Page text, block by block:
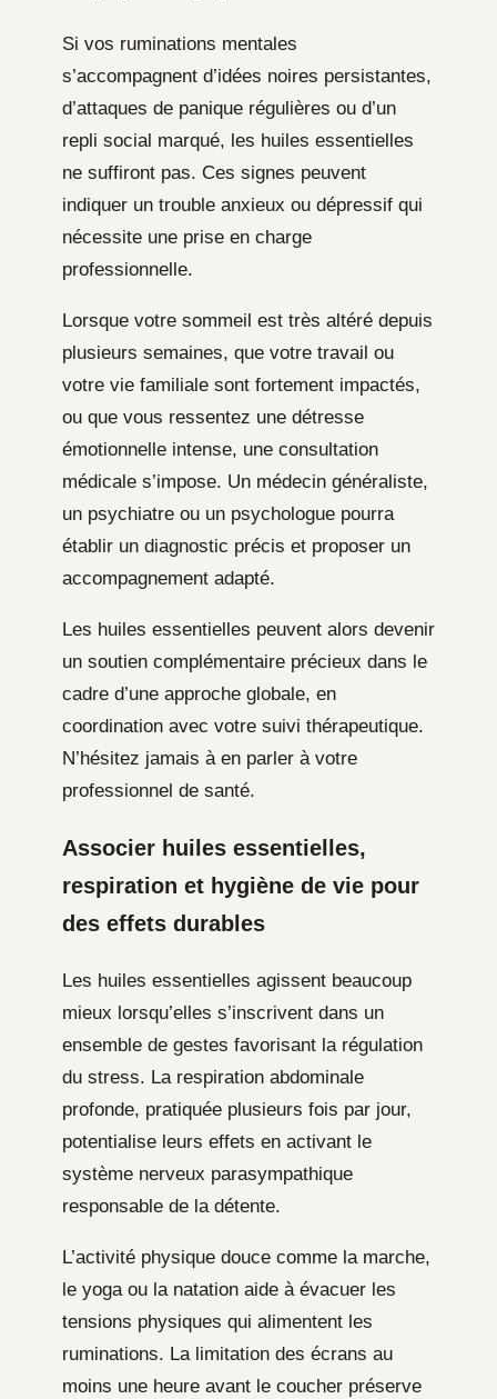
Si vos ruminations mentales
s’accompagnent d’idées noires persistantes,
d’attaques de panique régulières ou d’un
repli social marqué, les huiles essentielles
ne suffiront pas. Ces signes peuvent
indiquer un trouble anxieux ou dépressif qui
nécessite une prise en charge
professionnelle.
Lorsque votre sommeil est très altéré depuis
plusieurs semaines, que votre travail ou
votre vie familiale sont fortement impactés,
ou que vous ressentez une détresse
émotionnelle intense, une consultation
médicale s’impose. Un médecin généraliste,
un psychiatre ou un psychologue pourra
établir un diagnostic précis et proposer un
accompagnement adapté.
Les huiles essentielles peuvent alors devenir
un soutien complémentaire précieux dans le
cadre d’une approche globale, en
coordination avec votre suivi thérapeutique.
N’hésitez jamais à en parler à votre
professionnel de santé.
Associer huiles essentielles,
respiration et hygiène de vie pour
des effets durables
Les huiles essentielles agissent beaucoup
mieux lorsqu’elles s’inscrivent dans un
ensemble de gestes favorisant la régulation
du stress. La respiration abdominale
profonde, pratiquée plusieurs fois par jour,
potentialise leurs effets en activant le
système nerveux parasympathique
responsable de la détente.
L’activité physique douce comme la marche,
le yoga ou la natation aide à évacuer les
tensions physiques qui alimentent les
ruminations. La limitation des écrans au
moins une heure avant le coucher préserve